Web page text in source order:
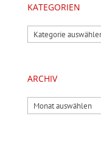
KATEGORIEN
Kategorien
ARCHIV
Archiv